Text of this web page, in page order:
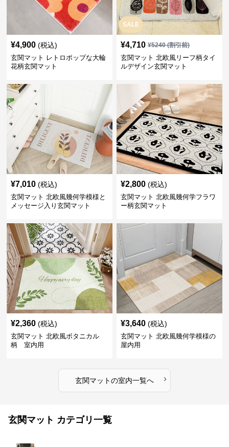
¥4,900 (税込)
玄関マット レトロポップな大輪
花柄玄関マット
SALE
¥4,710 ¥5240(割引前)
玄関マット 北欧風リーフ柄タイ
ルデザイン玄関マット
¥7,010 (税込)
玄関マット 北欧風幾何学模様と
メッセージ入り玄関マット
¥2,800 (税込)
玄関マット 北欧風幾何学フラワ
ー柄玄関マット
¥2,360 (税込)
玄関マット 北欧風ボタニカル
柄 室内用
¥3,640 (税込)
玄関マット 北欧風幾何学模様の
屋内用
玄関マットの室内一覧へ ›
玄関マット カテゴリ一覧